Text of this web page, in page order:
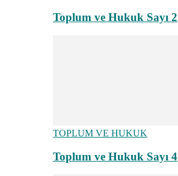
Toplum ve Hukuk Sayı 2
TOPLUM VE HUKUK
Toplum ve Hukuk Sayı 4